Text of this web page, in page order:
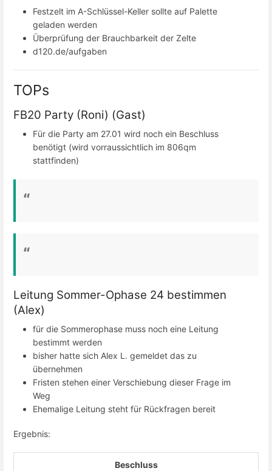
Festzelt im A-Schlüssel-Keller sollte auf Palette
geladen werden
Überprüfung der Brauchbarkeit der Zelte
d120.de/aufgaben
TOPs
FB20 Party (Roni) (Gast)
Für die Party am 27.01 wird noch ein Beschluss
benötigt (wird vorraussichtlich im 806qm
stattfinden)
Leitung Sommer-Ophase 24 bestimmen
(Alex)
für die Sommerophase muss noch eine Leitung
bestimmt werden
bisher hatte sich Alex L. gemeldet das zu
übernehmen
Fristen stehen einer Verschiebung dieser Frage im
Weg
Ehemalige Leitung steht für Rückfragen bereit
Ergebnis:
Beschluss